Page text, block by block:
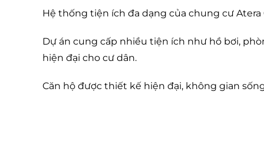
Hệ thống tiện ích đa dạng của chung cư Atera
Dự án cung cấp nhiều tiện ích như hồ bơi,
hiện đại cho cư dân.
Căn hộ được thiết kế hiện đại, không gian